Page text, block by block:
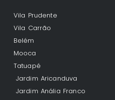
Vila Prudente
Vila Carrão
Belém
Mooca
Tatuapé
Jardim Aricanduva
Jardim Anália Franco